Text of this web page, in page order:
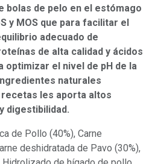
bolas de pelo en el estómago
y MOS que para facilitar el
adecuado de
de alta calidad y ácidos
optimizar el nivel de pH de la
naturales
les aporta altos
digestibilidad.
de Pollo (40%), Carne
deshidratada de Pavo (30%),